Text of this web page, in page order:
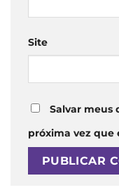
Site
Salvar meus
próxima vez que